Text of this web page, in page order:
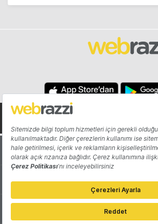
Hakkında
Katkıda Bulun